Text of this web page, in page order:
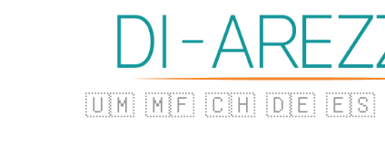
🇺🇲 🇲🇫 🇨🇭 🇩🇪 🇪🇸